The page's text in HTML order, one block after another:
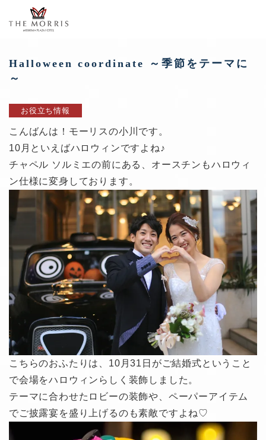
Halloween coordinate ～季節をテーマに
～
お役立ち情報
こんばんは！モーリスの小川です。
10月といえばハロウィンですよね♪
チャペル ソルミエの前にある、オースチンもハロウィ
ン仕様に変身しております。
こちらのおふたりは、10月31日がご結婚式ということ
で会場をハロウィンらしく装飾しました。
テーマに合わせたロビーの装飾や、ペーパーアイテム
でご披露宴を盛り上げるのも素敵ですよね♡